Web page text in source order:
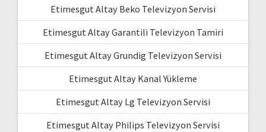
Etimesgut Altay Beko Televizyon Servisi
Etimesgut Altay Garantili Televizyon Tamiri
Etimesgut Altay Grundig Televizyon Servisi
Etimesgut Altay Kanal Yükleme
Etimesgut Altay Lg Televizyon Servisi
Etimesgut Altay Philips Televizyon Servisi